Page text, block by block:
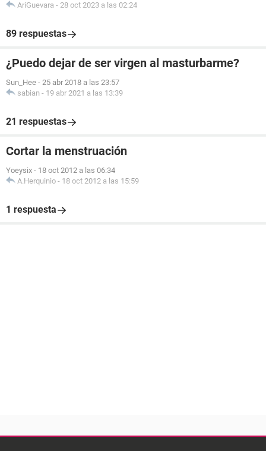
AriGuevara - 28 oct 2023 a las 02:24
89 respuestas
¿Puedo dejar de ser virgen al masturbarme?
Sun_Hee - 25 abr 2018 a las 23:57
sabian - 19 abr 2021 a las 13:39
21 respuestas
Cortar la menstruación
Yoeysix - 18 oct 2012 a las 06:34
A.Herquinio - 18 oct 2012 a las 15:59
1 respuesta